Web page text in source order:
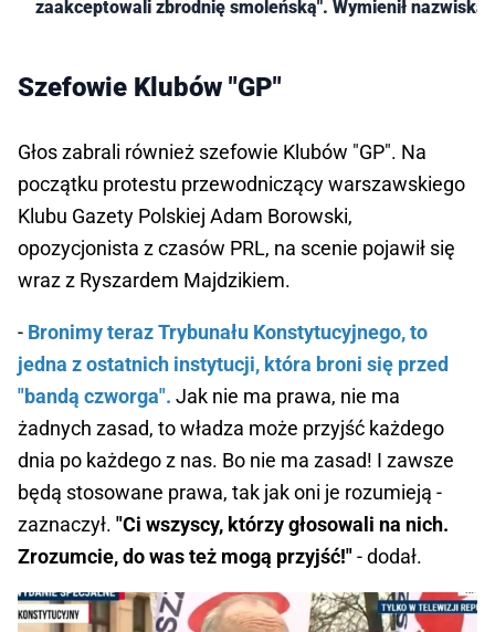
zaakceptowali zbrodnię smoleńską". Wymienił nazwiska
Szefowie Klubów "GP"
Głos zabrali również szefowie Klubów "GP". Na
początku protestu przewodniczący warszawskiego
Klubu Gazety Polskiej Adam Borowski,
opozycjonista z czasów PRL, na scenie pojawił się
wraz z Ryszardem Majdzikiem.
- Bronimy teraz Trybunału Konstytucyjnego, to
jedna z ostatnich instytucji, która broni się przed
"bandą czworga". Jak nie ma prawa, nie ma
żadnych zasad, to władza może przyjść każdego
dnia po każdego z nas. Bo nie ma zasad! I zawsze
będą stosowane prawa, tak jak oni je rozumieją -
zaznaczył. "Ci wszyscy, którzy głosowali na nich.
Zrozumcie, do was też mogą przyjść!"- dodał.